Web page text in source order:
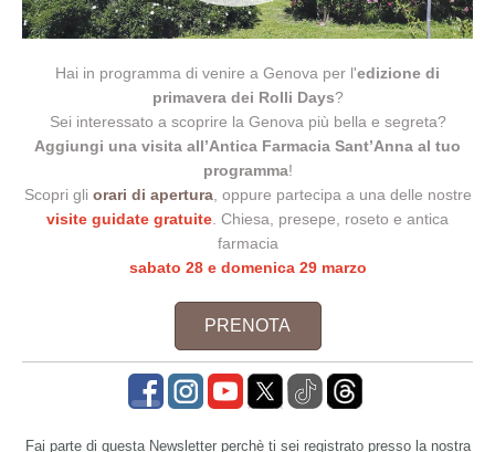
Hai in programma di venire a Genova per l'edizione di
primaveradei Rolli Days?
Sei interessato a scoprire la Genova più bella e segreta?
Aggiungi una visita all’Antica Farmacia Sant’Anna al tuo
programma!
Scopri gli orari di apertura, oppure partecipa a una delle nostre
visite guidate gratuite . Chiesa, presepe, roseto e antica
farmacia
sabato 28 e domenica 29 marzo
PRENOTA
Fai parte di questa Newsletter perchè ti sei registrato presso la nostra